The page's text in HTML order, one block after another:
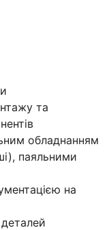
та
обладнанням
паяльними
на